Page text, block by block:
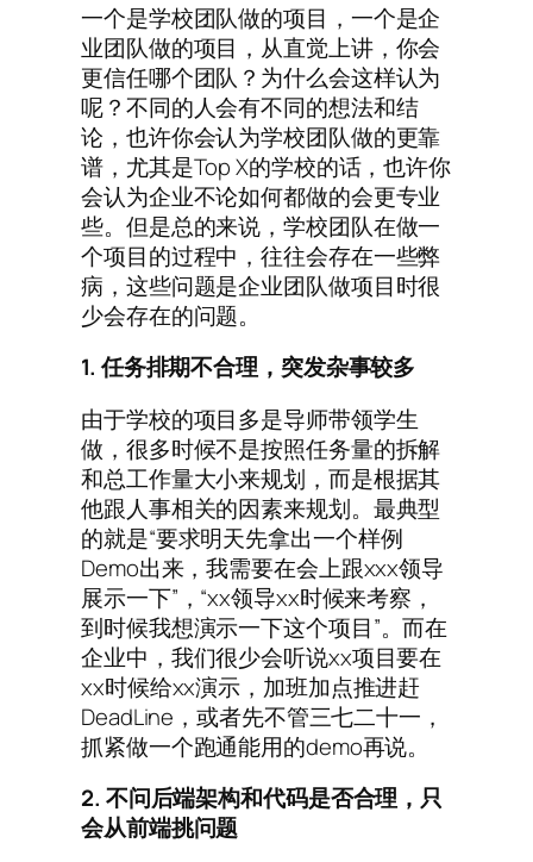
一个是学校团队做的项目，一个是企
业团队做的项目，从直觉上讲，你会
更信任哪个团队？为什么会这样认为
呢？不同的人会有不同的想法和结
论，也许你会认为学校团队做的更靠
谱，尤其是Top X的学校的话，也许你
会认为企业不论如何都做的会更专业
些。但是总的来说，学校团队在做一
个项目的过程中，往往会存在一些弊
病，这些问题是企业团队做项目时很
少会存在的问题。
1. 任务排期不合理，突发杂事较多
由于学校的项目多是导师带领学生
做，很多时候不是按照任务量的拆解
和总工作量大小来规划，而是根据其
他跟人事相关的因素来规划。最典型
的就是“要求明天先拿出一个样例
Demo出来，我需要在会上跟xxx领导
展示一下”，“xx领导xx时候来考察，
到时候我想演示一下这个项目”。而在
企业中，我们很少会听说xx项目要在
xx时候给xx演示，加班加点推进赶
DeadLine，或者先不管三七二十一，
抓紧做一个跑通能用的demo再说。
2. 不问后端架构和代码是否合理，只
会从前端挑问题